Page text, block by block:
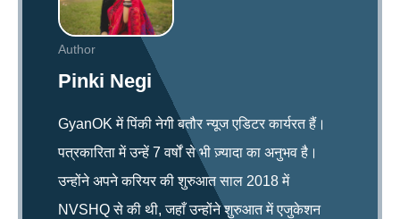
Author
Pinki Negi
GyanOK में पिंकी नेगी बतौर न्यूज एडिटर कार्यरत हैं।
पत्रकारिता में उन्हें 7 वर्षों से भी ज़्यादा का अनुभव है।
उन्होंने अपने करियर की शुरुआत साल 2018 में
NVSHQ से की थी, जहाँ उन्होंने शुरुआत में एजुकेशन